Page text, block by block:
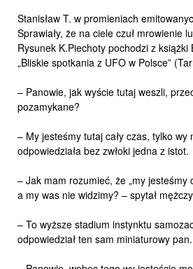
Stanisław T. w promieniach
Sprawiały, że na ciele czuł mrowienie
Rysunek K.Piechoty pochodzi z książki
„Bliskie spotkania z UFO w Polsce”
– Panowie, jak wyście tutaj weszli,
pozamykane?
– My jesteśmy tutaj cały czas, tylko
odpowiedziała bez zwłoki jedna z istot.
– Jak mam rozumieć, że „my jesteśmy
a my was nie widzimy? – spytał
– To wyższe stadium instynktu
odpowiedział ten sam miniaturowy pan.